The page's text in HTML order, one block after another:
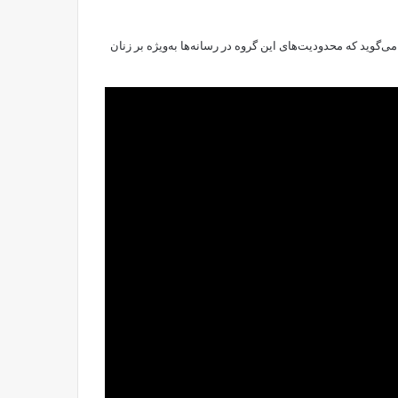
که محدودیت‌های این گروه در رسانه‌ها به‌ویژه بر زنان